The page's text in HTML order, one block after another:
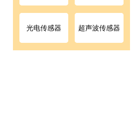
光电传感器 超声波传感器